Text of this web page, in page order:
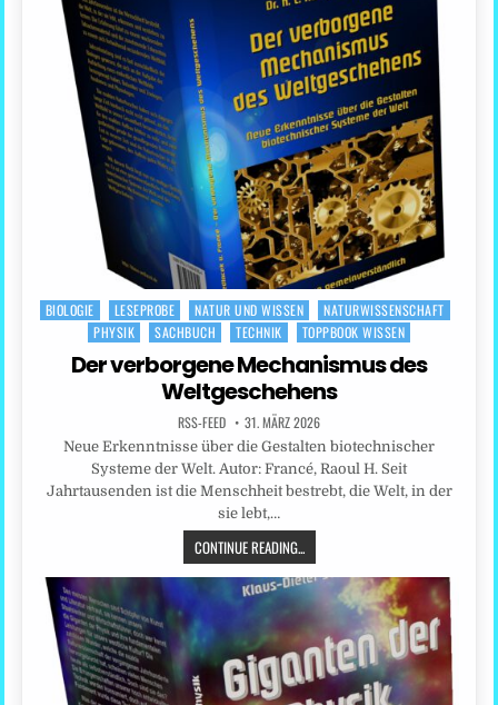
Posted
BIOLOGIE LESEPROBE NATUR UND WISSEN
NATURWISSENSCHAFT
PHYSIK
SACHBUCH TECHNIK TOPPBOOK WISSEN
Der verborgene Mechanismus des
Weltgeschehens
RSS-FEED 31. MÄRZ 2026
Neue Erkenntnisse über die Gestalten biotechnischer
Systeme der Welt. Autor: Francé, Raoul H. Seit
Jahrtausenden ist die Menschheit bestrebt, die Welt, in der
sie lebt,…
CONTINUE READING...